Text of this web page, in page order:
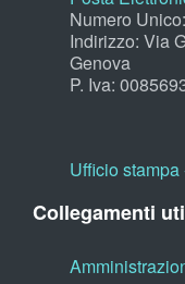
Numero
Indirizzo: Via
Genova
P. Iva:
Ufficio
Collegamenti